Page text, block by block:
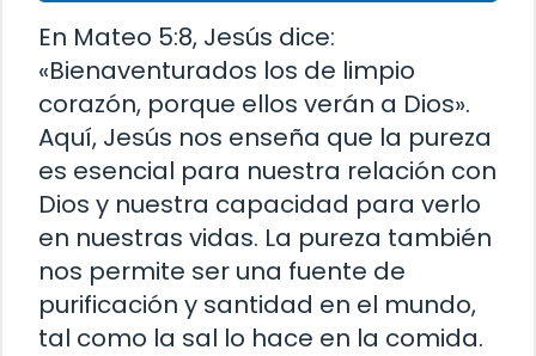
En Mateo 5:8, Jesús dice:
«Bienaventurados los de limpio
corazón, porque ellos verán a Dios».
Aquí, Jesús nos enseña que la pureza
es esencial para nuestra relación con
Dios y nuestra capacidad para verlo
en nuestras vidas. La pureza también
nos permite ser una fuente de
purificación y santidad en el mundo,
tal como la sal lo hace en la comida.